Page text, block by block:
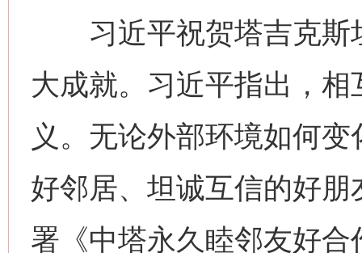
习近平祝贺塔吉克斯
大成就。习近平指出，
义。无论外部环境如何
好邻居、坦诚互信的好
署《中塔永久睦邻友好